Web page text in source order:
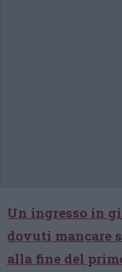
Un ingresso in
dovuti mancare
alla fine del